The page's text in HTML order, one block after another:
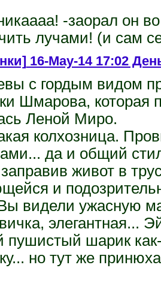
-заорал он
лучами! (и сам
16-May-14 17:02
с гордым видом
Шмарова, которая
Леной Миро.
колхозница.
да и общий
живот в
и
видели ужасную
элегантная...
пушистый шарик
но тут же